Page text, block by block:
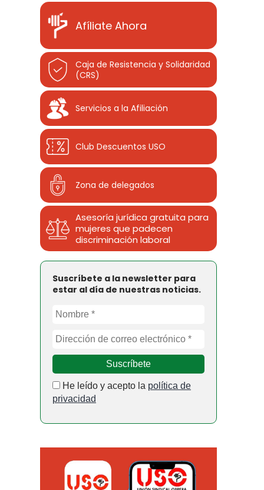
Afíliate Ahora
Caja de Resistencia y Solidaridad
(CRS)
Servicios a la Afiliación
Club Descuentos USO
Zona de delegados
Asesoría jurídica gratuita para
mujeres que padecen
discriminación laboral
Suscríbete a la newsletter para
estar al día de nuestras noticias.
He leído y acepto la política de
privacidad